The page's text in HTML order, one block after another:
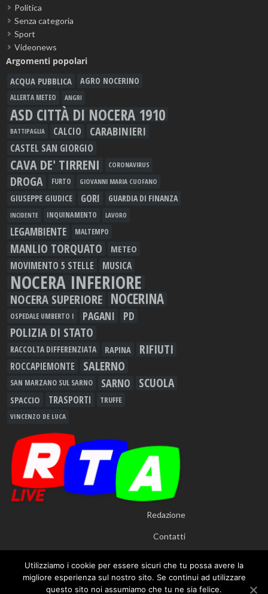
Politica
Senza categoria
Sport
Videonews
Argomenti popolari
ACQUA PUBBLICA AGRO NOCERINO
ALLERTA METEO ANGRI
ASD CITTÀ DI NOCERA 1910
BATTIPAGLIA CALCIO CARABINIERI
CASTEL SAN GIORGIO
CAVA DE' TIRRENI CORONAVIRUS
DROGA FURTO GIOVANNI MARIA CUOFANO
GIUSEPPE GIUDICE GORI GUARDIA DI FINANZA
INCIDENTE INQUINAMENTO LAVORO
LEGAMBIENTE MALTEMPO
MANLIO TORQUATO METEO
MOVIMENTO 5 STELLE MUSICA
NOCERA INFERIORE
NOCERA SUPERIORE NOCERINA
OSPEDALE UMBERTO I PAGANI PD
POLIZIA DI STATO
RACCOLTA DIFFERENZIATA RAPINA RIFIUTI
ROCCAPIEMONTE SALERNO
SAN MARZANO SUL SARNO SARNO SCUOLA
SPACCIO TRASPORTI TRUFFE
VINCENZO DE LUCA
Redazione
Contatti
Utilizziamo i cookie per essere sicuri che tu possa avere la
migliore esperienza sul nostro sito. Se continui ad utilizzare
questo sito noi assumiamo che tu ne sia felice.